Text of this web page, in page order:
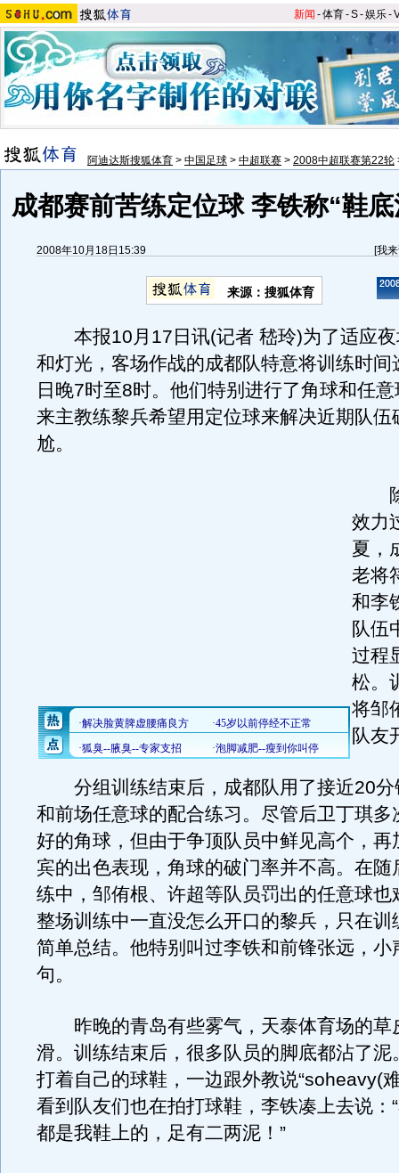
新闻 -体育-S-娱乐-
阿迪达斯搜狐体育 > 中国足球 > 中超联赛 > 2008中超联赛第22轮
成都赛前苦练定位球 李铁称“鞋
2008年10月18日15:39 [我
来源：搜狐体育
本报10月17日讯(记者 嵇玲)为了适应夜
和灯光，客场作战的成都队特意将训练时
日晚7时至8时。他们特别进行了角球和任
来主教练黎兵希望用定位球来解决近期队伍
尬。
除
效力
夏，
老将
和李
队伍
过程
松。
将邹
队友
分组训练结束后，成都队用了接近20分
和前场任意球的配合练习。尽管后卫丁琪多
好的角球，但由于争顶队员中鲜见高个，再
宾的出色表现，角球的破门率并不高。在随
练中，邹侑根、许超等队员罚出的任意球也
整场训练中一直没怎么开口的黎兵，只在训
简单总结。他特别叫过李铁和前锋张远，小
句。
昨晚的青岛有些雾气，天泰体育场的草
滑。训练结束后，很多队员的脚底都沾了泥
打着自己的球鞋，一边跟外教说“soheavy(
看到队友们也在拍打球鞋，李铁凑上去说：
都是我鞋上的，足有二两泥！”